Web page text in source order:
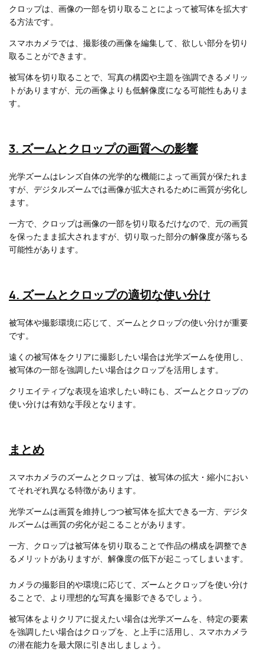
クロップは、画像の一部を切り取ることによって被写体を拡大す
る方法です。
スマホカメラでは、撮影後の画像を編集して、欲しい部分を切り
取ることができます。
被写体を切り取ることで、写真の構図や主題を強調できるメリッ
トがありますが、元の画像よりも低解像度になる可能性もありま
す。
3. ズームとクロップの画質への影響
光学ズームはレンズ自体の光学的な機能によって画質が保たれま
すが、デジタルズームでは画像が拡大されるために画質が劣化し
ます。
一方で、クロップは画像の一部を切り取るだけなので、元の画質
を保ったまま拡大されますが、切り取った部分の解像度が落ちる
可能性があります。
4. ズームとクロップの適切な使い分け
被写体や撮影環境に応じて、ズームとクロップの使い分けが重要
です。
遠くの被写体をクリアに撮影したい場合は光学ズームを使用し、
被写体の一部を強調したい場合はクロップを活用します。
クリエイティブな表現を追求したい時にも、ズームとクロップの
使い分けは有効な手段となります。
まとめ
スマホカメラのズームとクロップは、被写体の拡大・縮小におい
てそれぞれ異なる特徴があります。
光学ズームは画質を維持しつつ被写体を拡大できる一方、デジタ
ルズームは画質の劣化が起こることがあります。
一方、クロップは被写体を切り取ることで作品の構成を調整でき
るメリットがありますが、解像度の低下が起こってしまいます。
カメラの撮影目的や環境に応じて、ズームとクロップを使い分け
ることで、より理想的な写真を撮影できるでしょう。
被写体をよりクリアに捉えたい場合は光学ズームを、特定の要素
を強調したい場合はクロップを、と上手に活用し、スマホカメラ
の潜在能力を最大限に引き出しましょう。